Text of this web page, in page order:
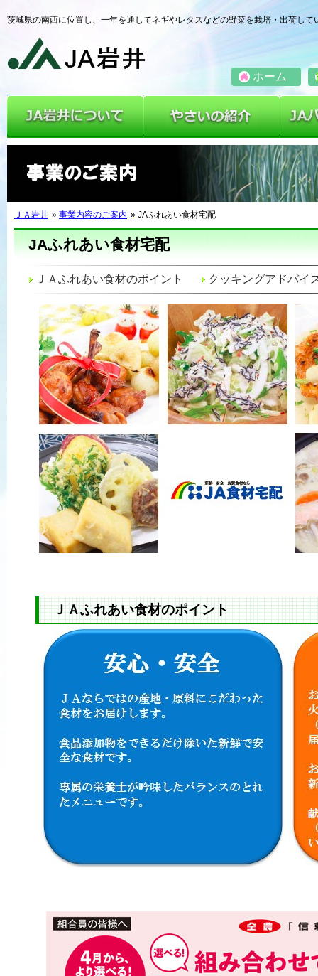
茨城県の南西に位置し、一年を通してネギやレタスなどの野菜を栽培・出荷して
ホーム
JA岩井について やさい
ＪＡ岩井 » 事業内容のご案内 » JAふれあい食材宅配
JAふれあい食材宅配
ＪＡふれあい食材のポイント クッキングアドバイ
ＪＡふれあい食材のポイント